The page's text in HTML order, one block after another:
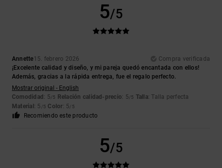
5/5
Annette15. febrero 2026
Compra verificada
¡Excelente calidad y diseño, y mi pareja quedó encantada con ellos!
Además, gracias a la rápida entrega, fue el regalo perfecto.
Mostrar original - English
Comodidad : 5/5 Relación calidad-precio: 5/5 Talla: Talla perfecta
Material : 5 /5 Color: 5/5
Recomiendo este producto
5/5